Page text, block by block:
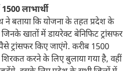
लाभार्थी
ने बताया कि योजना के तहत प्रदेश के
खातों में डायरेक्ट बेनिफिट ट्रांसफर
ट्रांसफर किए जाएंगे. करीब 1500
शिरकत करने के लिए बुलाया गया है, वहीं